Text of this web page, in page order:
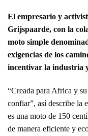
El empresario y
Grijspaarde, con la
moto simple
exigencias de los
incentivar la industria
“Creada para Africa y
confiar”, así describe la
es una moto de 150
de manera eficiente y